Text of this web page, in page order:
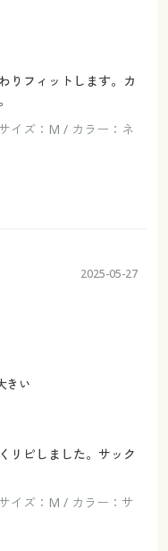
りフィットします。カ
イズ：M / カラー：ネ
2025-05-27
きい
リピしました。サック
イズ：M / カラー：サ